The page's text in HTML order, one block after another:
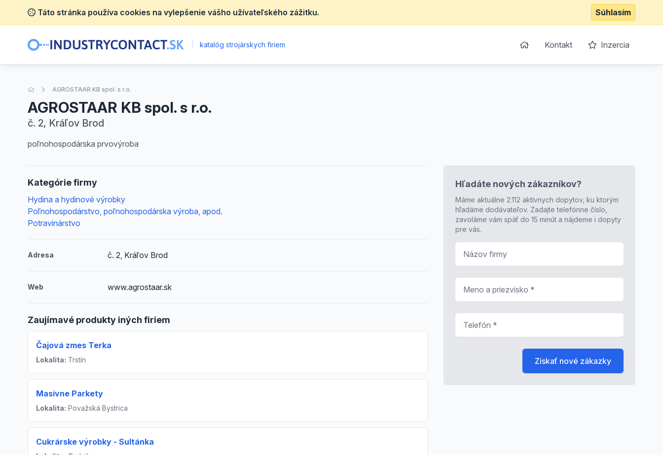
Táto stránka používa cookies na vylepšenie vášho užívateľského zážitku. Súhlasím
katalóg strojárskych firiem Kontakt Inzercia
Úvodná stránka
AGROSTAAR KB spol. s r.o.
AGROSTAAR KB spol. s r.o.
č. 2, Kráľov Brod
poľnohospodárska prvovýroba
Kategórie firmy
Hydina a hydinové výrobky
Poľnohospodárstvo, poľnohospodárska výroba, apod.
Potravinárstvo
Adresa č. 2, Kráľov Brod
Web www.agrostaar.sk
Zaujímavé produkty iných firiem
Čajová zmes Terka
Lokalita: Trstín
Masívne Parkety
Lokalita: Považská Bystrica
Cukrárske výrobky - Sultánka
Hľadáte nových zákazníkov?
Máme aktuálne 2.112 aktívnych dopytov, ku ktorým
hľadáme dodávateľov. Zadajte telefónne číslo,
zavoláme vám späť do 15 minút a nájdeme i dopyty
pre vás.
Získať nové zákazky